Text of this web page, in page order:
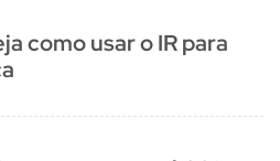
como usar o IR para